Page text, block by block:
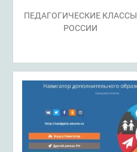
ПЕДАГОГИЧЕСКИЕ КЛАССЫ
РОССИИ